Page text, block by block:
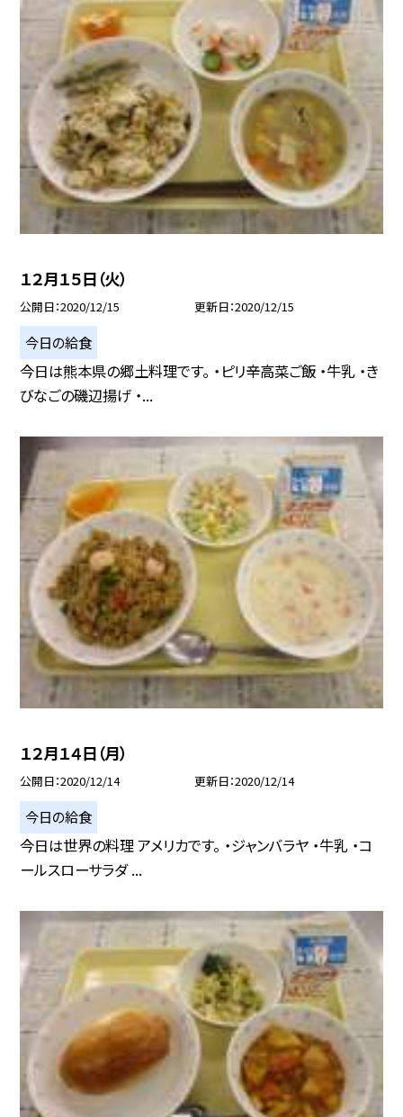
１２月１５日（火）
公開日 2020/12/15 更新日 2020/12/15
今日の給食
今日は熊本県の郷土料理です。 ・ピリ辛高菜ご飯 ・牛乳 ・き
びなごの磯辺揚げ ・...
１２月１４日（月）
公開日 2020/12/14 更新日 2020/12/14
今日の給食
今日は世界の料理 アメリカです。 ・ジャンバラヤ ・牛乳 ・コ
ールスローサラダ ...